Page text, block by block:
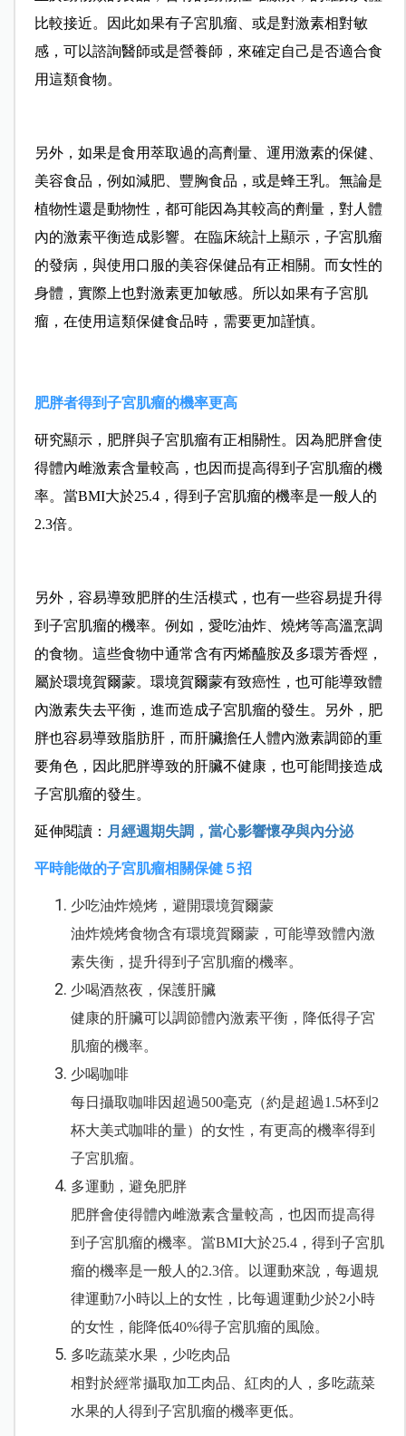
比較接近。因此如果有子宮肌瘤、或是對激素相對敏
感，可以諮詢醫師或是營養師，來確定自己是否適合食
用這類食物。
另外，如果是食用萃取過的高劑量、運用激素的保健、
美容食品，例如減肥、豐胸食品，或是蜂王乳。無論是
植物性還是動物性，都可能因為其較高的劑量，對人體
內的激素平衡造成影響。在臨床統計上顯示，子宮肌瘤
的發病，與使用口服的美容保健品有正相關。而女性的
身體，實際上也對激素更加敏感。所以如果有子宮肌
瘤，在使用這類保健食品時，需要更加謹慎。
肥胖者得到子宮肌瘤的機率更高
研究顯示，肥胖與子宮肌瘤有正相關性。因為肥胖會使
得體內雌激素含量較高，也因而提高得到子宮肌瘤的機
率。當BMI大於25.4，得到子宮肌瘤的機率是一般人的
2.3倍。
另外，容易導致肥胖的生活模式，也有一些容易提升得
到子宮肌瘤的機率。例如，愛吃油炸、燒烤等高溫烹調
的食物。這些食物中通常含有丙烯醯胺及多環芳香烴，
屬於環境賀爾蒙。環境賀爾蒙有致癌性，也可能導致體
內激素失去平衡，進而造成子宮肌瘤的發生。另外，肥
胖也容易導致脂肪肝，而肝臟擔任人體內激素調節的重
要角色，因此肥胖導致的肝臟不健康，也可能間接造成
子宮肌瘤的發生。
延伸閱讀： 月經週期失調，當心影響懷孕與內分泌
平時能做的子宮肌瘤相關保健５招
少吃油炸燒烤，避開環境賀爾蒙
油炸燒烤食物含有環境賀爾蒙，可能導致體內激
素失衡，提升得到子宮肌瘤的機率。
少喝酒熬夜，保護肝臟
健康的肝臟可以調節體內激素平衡，降低得子宮
肌瘤的機率。
少喝咖啡
每日攝取咖啡因超過500毫克（約是超過1.5杯到2
杯大美式咖啡的量）的女性，有更高的機率得到
子宮肌瘤。
多運動，避免肥胖
肥胖會使得體內雌激素含量較高，也因而提高得
到子宮肌瘤的機率。當BMI大於25.4，得到子宮肌
瘤的機率是一般人的2.3倍。以運動來說，每週規
律運動7小時以上的女性，比每週運動少於2小時
的女性，能降低40%得子宮肌瘤的風險。
多吃蔬菜水果，少吃肉品
相對於經常攝取加工肉品、紅肉的人，多吃蔬菜
水果的人得到子宮肌瘤的機率更低。